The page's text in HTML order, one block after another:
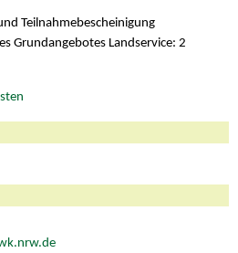
Teilnahmebescheinigung
Grundangebotes Landservice: 2